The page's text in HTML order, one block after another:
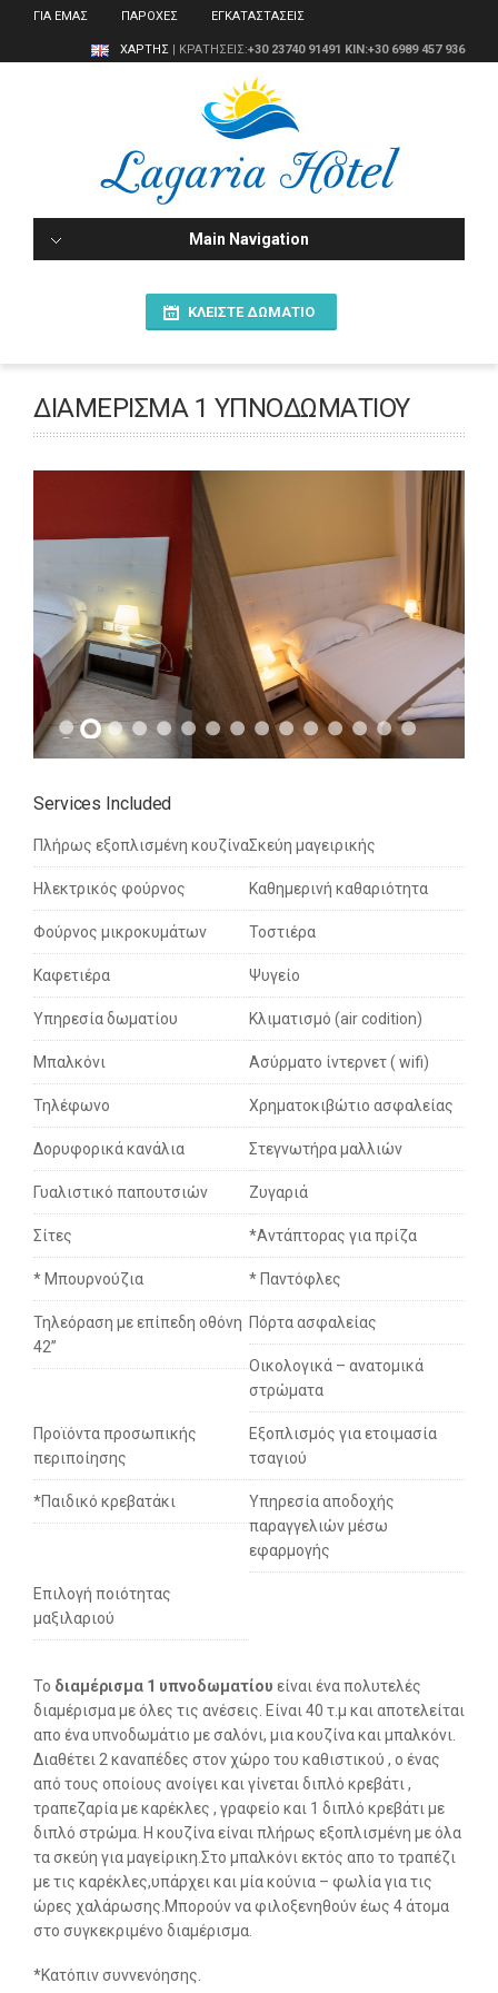
ΓΙΑ ΕΜΑΣ ΠΑΡΟΧΕΣ ΕΓΚΑΤΑΣΤΑΣΕΙΣ
ΧΑΡΤΗΣ | ΚΡΑΤΗΣΕΙΣ:+30 23740 91491 ΚΙΝ:+30 6989 457 936
Main Navigation
ΚΛΕΊΣΤΕ ΔΩΜΆΤΙΟ
ΔΙΑΜΈΡΙΣΜΑ 1 ΥΠΝΟΔΩΜΑΤΊΟΥ
Services Included
Πλήρως εξοπλισμένη κουζίναΣκεύη μαγειρικής
Ηλεκτρικός φούρνος Καθημερινή καθαριότητα
Φούρνος μικροκυμάτων Τοστιέρα
Καφετιέρα Ψυγείο
Υπηρεσία δωματίου Κλιματισμό (air codition)
Μπαλκόνι Ασύρματο ίντερνετ ( wifi)
Τηλέφωνο Χρηματοκιβώτιο ασφαλείας
Δορυφορικά κανάλια Στεγνωτήρα μαλλιών
Γυαλιστικό παπουτσιών Ζυγαριά
Σίτες *Αντάπτορας για πρίζα
* Μπουρνούζια * Παντόφλες
Τηλεόραση με επίπεδη οθόνη
42’’
Πόρτα ασφαλείας
Οικολογικά – ανατομικά
στρώματα
Προϊόντα προσωπικής
περιποίησης
Εξοπλισμός για ετοιμασία
τσαγιού
*Παιδικό κρεβατάκι
Υπηρεσία αποδοχής
παραγγελιών μέσω
εφαρμογής
Επιλογή ποιότητας
μαξιλαριού
Το διαμέρισμα 1 υπνοδωματίου είναι ένα πολυτελές
διαμέρισμα με όλες τις ανέσεις. Είναι 40 τ.μ και αποτελείται
απο ένα υπνοδωμάτιο με σαλόνι, μια κουζίνα και μπαλκόνι.
Διαθέτει 2 καναπέδες στον χώρο του καθιστικού , ο ένας
από τους οποίους ανοίγει και γίνεται διπλό κρεβάτι ,
τραπεζαρία με καρέκλες , γραφείο και 1 διπλό κρεβάτι με
διπλό στρώμα. Η κουζίνα είναι πλήρως εξοπλισμένη με όλα
τα σκεύη για μαγείρικη.Στο μπαλκόνι εκτός απο το τραπέζι
με τις καρέκλες,υπάρχει και μία κούνια – φωλία για τις
ώρες χαλάρωσης.Μπορούν να φιλοξενηθούν έως 4 άτομα
στο συγκεκριμένο διαμέρισμα.
*Κατόπιν συννενόησης.